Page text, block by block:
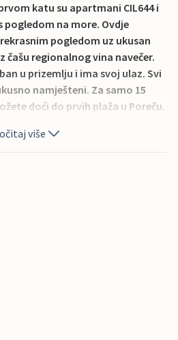
katu su apartmani CIL644 i
pogledom na more. Ovdje
pogledom uz ukusan
čašu regionalnog vina navečer.
u prizemlju i ima svoj ulaz. Svi
namješteni. Za samo 15
doći do prvih plaža u Poreču.
više